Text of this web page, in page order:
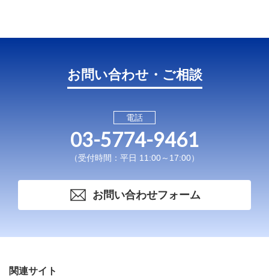
お問い合わせ・ご相談
電話
03-5774-9461
（受付時間：平日 11:00～17:00）
お問い合わせフォーム
関連サイト